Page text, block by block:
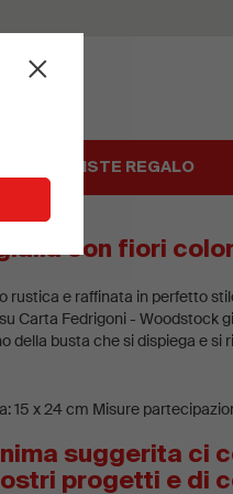
LISTE REGALO
con fiori
rustica e raffinata in perfetto
Carta Fedrigoni - Woodstock
della busta che si dispiega e si
Per le ulteriori
15 x 24 cm Misure
suggerita ci
progetti e di
×